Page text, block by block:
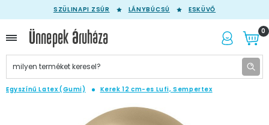
SZÜLINAPI ZSÚR LÁNYBÚCSÚ ESKÜVŐ
0
Egyszínű Latex (Gumi) Kerek 12 cm-es Lufi, Sempertex